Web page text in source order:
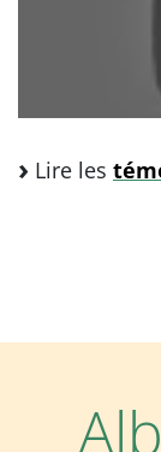
Lire les